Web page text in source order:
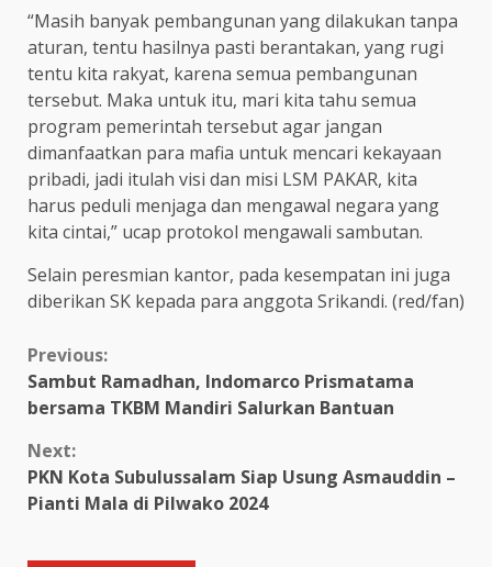
“Masih banyak pembangunan yang dilakukan tanpa
aturan, tentu hasilnya pasti berantakan, yang rugi
tentu kita rakyat, karena semua pembangunan
tersebut. Maka untuk itu, mari kita tahu semua
program pemerintah tersebut agar jangan
dimanfaatkan para mafia untuk mencari kekayaan
pribadi, jadi itulah visi dan misi LSM PAKAR, kita
harus peduli menjaga dan mengawal negara yang
kita cintai,” ucap protokol mengawali sambutan.
Selain peresmian kantor, pada kesempatan ini juga
diberikan SK kepada para anggota Srikandi. (red/fan)
Continue
Reading
Previous:
Sambut Ramadhan, Indomarco Prismatama
bersama TKBM Mandiri Salurkan Bantuan
Next:
PKN Kota Subulussalam Siap Usung Asmauddin –
Pianti Mala di Pilwako 2024